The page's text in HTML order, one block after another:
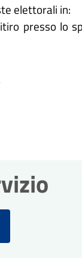
elettorali in:
presso lo